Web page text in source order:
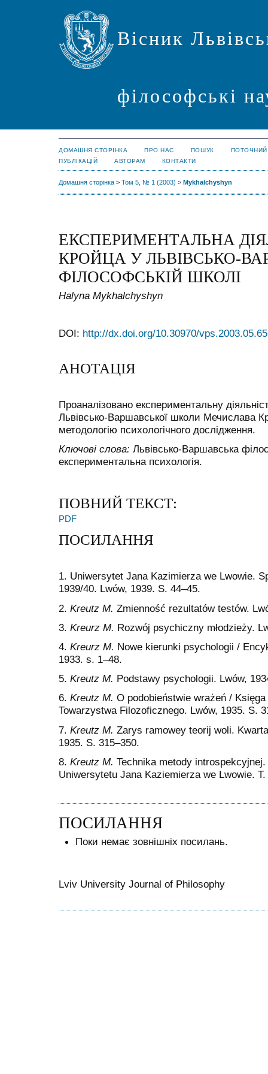
Вісник
філософські
ДОМАШНЯ СТОРІНКА ПРО НАС ПОШУК
ПОТОЧНИЙ
ПУБЛІКАЦІЙ
АВТОРАМ КОНТАКТИ
Домашня сторінка > Том 5, № 1 (2003) > Mykhalchyshyn
ЕКСПЕРИМЕНТАЛЬНА
КРОЙЦА У ЛЬВІВСЬКО-
ФІЛОСОФСЬКІЙ ШКОЛІ
Halyna Mykhalchyshyn
DOI: http://dx.doi.org/10.30970/vps.2003.05.65
АНОТАЦІЯ
Проаналізовано експериментальну
Львівсько-Варшавської школи Мечислава
методологію психологічного дослідження.
Ключові слова: Львівсько-Варшавська
експериментальна психологія.
ПОВНИЙ ТЕКСТ:
PDF
ПОСИЛАННЯ
1. Uniwersytet Jana Kazimierza we Lwowie.
1939/40. Lwów, 1939. S. 44–45.
2. Kreutz M. Zmienność rezultatów testów.
3. Kreurz M. Rozwój psychiczny młodzieży.
4. Kreurz M. Nowe kierunki psychologii /
1933. s. 1–48.
5. Kreutz M. Podstawy psychologii. Lwów,
6. Kreutz M. O podobieństwie wrażeń /
Towarzystwa Filozoficznego. Lwów, 1935. S.
7. Kreutz M. Zarys ramowey teorij woli.
1935. S. 315–350.
8. Kreutz M. Technika metody introspekcyjnej.
Uniwersytetu Jana Kaziemierza we Lwowie.
ПОСИЛАННЯ
Поки немає зовнішніх посилань.
Lviv University Journal of Philosophy